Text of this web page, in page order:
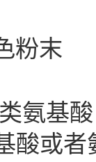
粉末
氨基
酸或者